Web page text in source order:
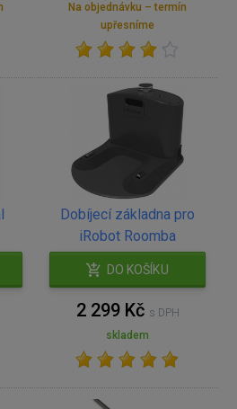
Na objednávku – termín
upřesníme
Dobíjecí základna pro
iRobot Roomba
DO KOŠÍKU
2 299 Kč s DPH
skladem